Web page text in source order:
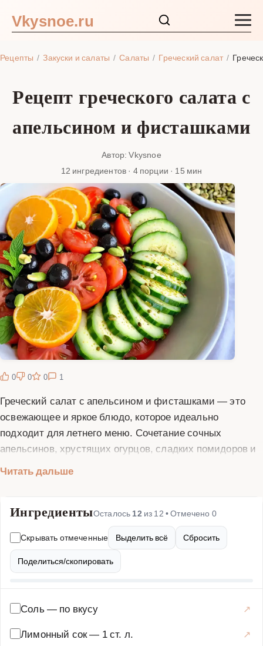
Vkysnoe.ru
Рецепты Закуски и салаты Салаты Греческий салат
Рецепт греческого салата с
апельсином и фисташками
Автор: Vkysnoe
12 ингредиентов · 4 порции · 15 мин
0 0 0 1
Греческий салат с апельсином и фисташками — это
освежающее и яркое блюдо, которое идеально
подходит для летнего меню. Сочетание сочных
апельсинов, хрустящих огурцов, сладких помидоров и
Добавление фисташек придает салату приятную
не только вкусный, но и полезный, так как содержит
множество витаминов и минералов. Приготовить его
очень просто: нарежьте все ингредиенты, смешайте их
в большой миске, заправьте оливковым маслом и
лимонным соком, а затем посыпьте измельченными
веточками свежей мяты или базилика. Это блюдо
или даже праздничного стола. Его можно приготовить
Читать дальше
ИнгредиентыОсталось 12 из 12 • Отмечено 0
Скрывать отмеченные Выделить всё Сбросить
Поделиться/скопировать
Соль — по вкусу
Лимонный сок— 1 ст. л.